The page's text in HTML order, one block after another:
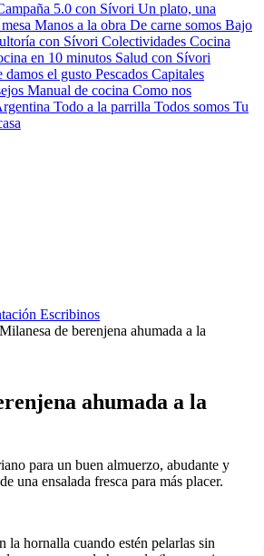
5.0 con Sívori Un plato, una
Manos a la obra De carne somos Bajo
con Sívori Colectividades Cocina
en 10 minutos Salud con Sívori
damos el gusto Pescados Capitales
Manual de cocina Como nos
Todo a la parrilla Todos somos Tu
Escribinos
Milanesa de berenjena ahumada a la
ahumada a la
para un buen almuerzo, abudante y
una ensalada fresca para más placer.
la hornalla cuando estén pelarlas sin